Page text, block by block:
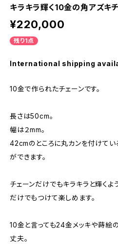
キラキラ輝く10金の角アズキ
¥220,000
残り1点
International shipping
10金で作られたチェーンです。
長さは50cm。
幅は２mm。
42cmのところに丸カンを付けてい
ができます。
チェーンだけでもキラキラと輝くよ
だけでもつけて楽しめます。
10金と言っても24金メッキや蒔絵
丈夫。